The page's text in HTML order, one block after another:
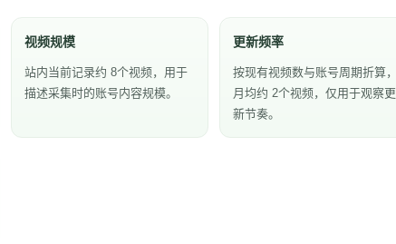
视频规模
站内当前记录约 8个视频，用于
描述采集时的账号内容规模。
更新频率
按现有视频数与账号周期折算，
月均约 2个视频，仅用于观察更
新节奏。